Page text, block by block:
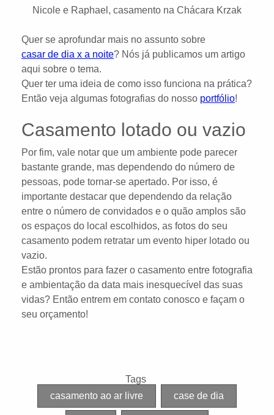
Nicole e Raphael, casamento na Chácara Krzak
Quer se aprofundar mais no assunto sobre
casar de dia x a noite? Nós já publicamos um artigo
aqui sobre o tema.
Quer ter uma ideia de como isso funciona na prática?
Então veja algumas fotografias do nosso portfólio!
Casamento lotado ou vazio
Por fim, vale notar que um ambiente pode parecer
bastante grande, mas dependendo do número de
pessoas, pode tornar-se apertado. Por isso, é
importante destacar que dependendo da relação
entre o número de convidados e o quão amplos são
os espaços do local escolhidos, as fotos do seu
casamento podem retratar um evento hiper lotado ou
vazio.
Estão prontos para fazer o casamento entre fotografia
e ambientação da data mais inesquecível das suas
vidas? Então entrem em contato conosco e façam o
seu orçamento!
Tags
casamento ao ar livre
case de dia